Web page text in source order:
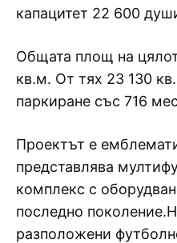
капацитет 22 600
Общата площ на
кв.м. От тях 23 130
паркиране със 716
Проектът е
представлява
комплекс с
последно
разположени